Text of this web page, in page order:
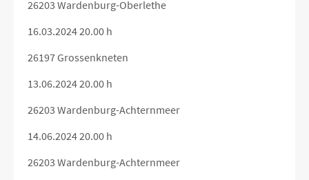
26203 Wardenburg-Oberlethe
16.03.2024 20.00 h
26197 Grossenkneten
13.06.2024 20.00 h
26203 Wardenburg-Achternmeer
14.06.2024 20.00 h
26203 Wardenburg-Achternmeer